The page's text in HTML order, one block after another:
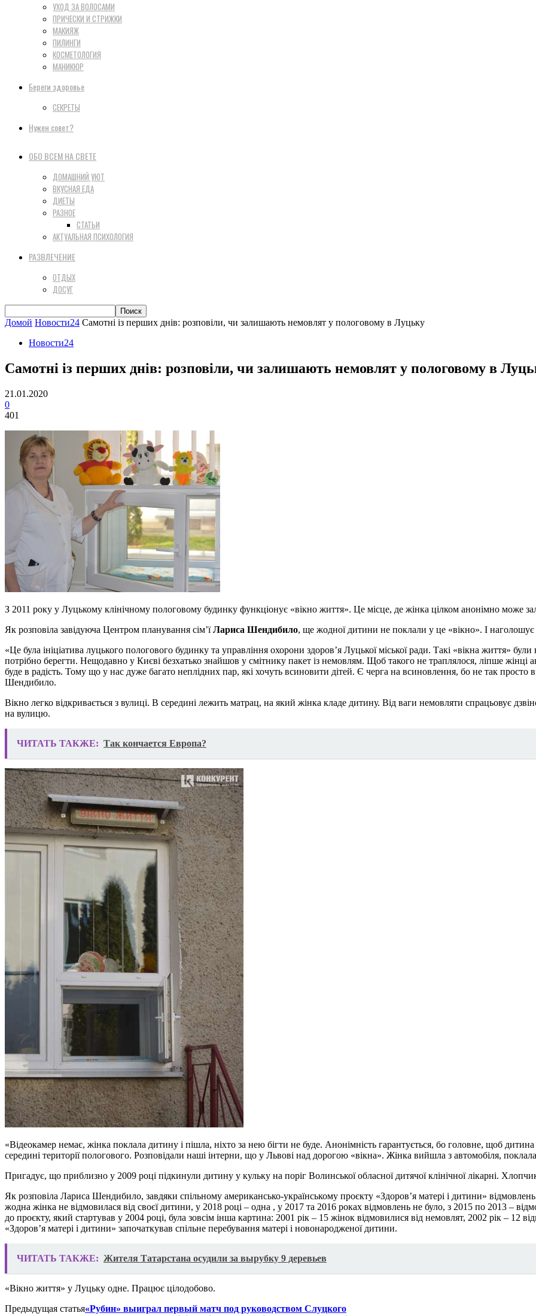
УХОД ЗА ВОЛОСАМИ
ПРИЧЕСКИ И СТРИЖКИ
МАКИЯЖ
ПИЛИНГИ
КОСМЕТОЛОГИЯ
МАНИКЮР
Береги здоровье
СЕКРЕТЫ
Нужен совет?
ОБО ВСЕМ НА СВЕТЕ
ДОМАШНИЙ УЮТ
ВКУСНАЯ ЕДА
ДИЕТЫ
РАЗНОЕ
СТАТЬИ
АКТУАЛЬНАЯ ПСИХОЛОГИЯ
РАЗВЛЕЧЕНИЕ
ОТДЫХ
ДОСУГ
Домой Новости24 Самотні із перших днів: розповіли, чи залишають немовлят у пологовому в Луцьку
Новости24
Самотні із перших днів: розповіли, чи залишають немовлят у пологовому в
21.01.2020
0
401
З 2011 року у Луцькому клінічному пологовому будинку функціонує «вікно життя». Це місце, де жінка цілком анонімно може
Як розповіла завідуюча Центром планування сім’їЛариса Шендибило, ще жодної дитини не поклали у це «вікно». І
«Це була ініціатива луцького пологового будинку та управління охорони здоров’я Луцької міської ради. Такі «вікна життя»
потрібно берегти. Нещодавно у Києві безхатько знайшов у смітнику пакет із немовлям. Щоб такого не траплялося, ліпше
буде в радість. Тому що у нас дуже багато неплідних пар, які хочуть всиновити дітей. Є черга на всиновлення, бо не так
Шендибило.
Вікно легко відкривається з вулиці. В середині лежить матрац, на який жінка кладе дитину. Від ваги немовляти спрацьовує
на вулицю.
ЧИТАТЬ ТАКЖЕ: Так кончается Европа?
«Відеокамер немає, жінка поклала дитину і пішла, ніхто за нею бігти не буде. Анонімність гарантується, бо головне, щоб
середині території пологового. Розповідали наші інтерни, що у Львові над дорогою «вікна». Жінка вийшла з автомобіля,
Пригадує, що приблизно у 2009 році підкинули дитину у кульку на поріг Волинської обласної дитячої клінічної лікарні.
Як розповіла Лариса Шендибило, завдяки спільному американсько-українському проєкту «Здоров’я матері і дитини»
жодна жінка не відмовилася від своєї дитини, у 2018 році – одна , у 2017 та 2016 роках відмовлень не було, з 2015 по 2013 –
до проєкту, який стартував у 2004 році, була зовсім інша картина: 2001 рік – 15 жінок відмовилися від немовлят, 2002 рік – 12
«Здоров’я матері і дитини» започаткував спільне перебування матері і новонародженої дитини.
ЧИТАТЬ ТАКЖЕ: Жителя Татарстана осудили за вырубку 9 деревьев
«Вікно життя» у Луцьку одне. Працює цілодобово.
Предыдущая статья«Рубин» выиграл первый матч под руководством Слуцкого